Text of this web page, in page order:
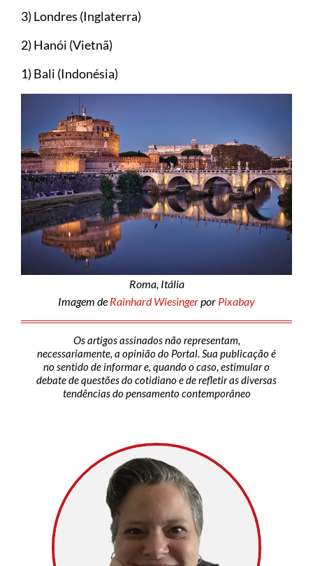
3) Londres (Inglaterra)
2) Hanói (Vietnã)
1) Bali (Indonésia)
Roma, Itália
Imagem de Rainhard Wiesingerpor Pixabay
Os artigos assinados não representam,
necessariamente, a opinião do Portal. Sua publicação é
no sentido de informar e, quando o caso, estimular o
debate de questões do cotidiano e de refletir as diversas
tendências do pensamento contemporâneo